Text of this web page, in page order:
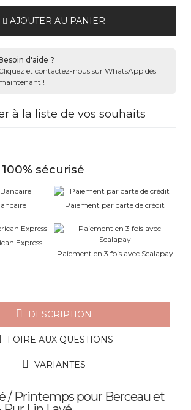
AJOUTER AU PANIER
d'aide ?
et contactez-nous sur WhatsApp dès
!
à la liste de vos souhaits
sécurisé
Paiement par carte de crédit
Express
Paiement en 3 fois avec Scalapay
DESCRIPTION
FOIRE AUX QUESTIONS
VARIANTES
/ Printemps pour Berceau et